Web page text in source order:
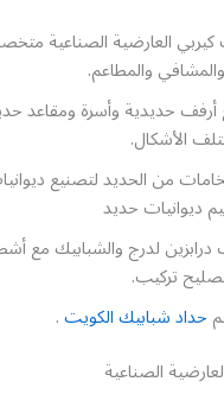
كيربي العارضية الصناعية
والمطاعم.
حديدية وأسرة ومقاعد
الأشكال.
من الحديد لتصنيع
ديوانيات حديد
لدرج والشبابيك مع
تركيب.
حداد شبابيك الكويت.
الصناعية